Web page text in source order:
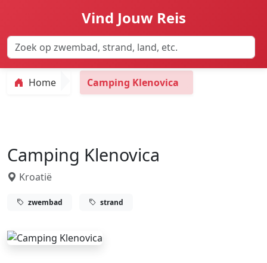
Vind Jouw Reis
Home Camping Klenovica
Camping Klenovica
Kroatië
zwembad strand